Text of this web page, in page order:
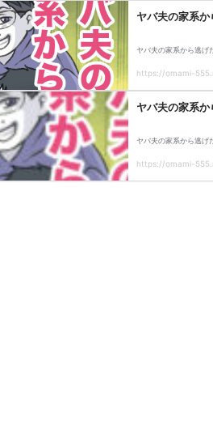
ヤバ夫の家系
ヤバ夫の家系から逃げ
https://omami-
ヤバ夫の家系
ヤバ夫の家系から逃げ
https://omami-